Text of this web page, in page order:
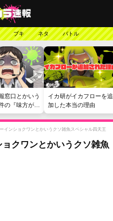
ブキ ネタ バトル
窓口とかいう
の『味方が弱
読まされる苦
イカ研がイカフローを追
加した本当の理由
インショクワンとかいうクソ雑魚スペシャル四天王
クワンとかいうクソ雑魚